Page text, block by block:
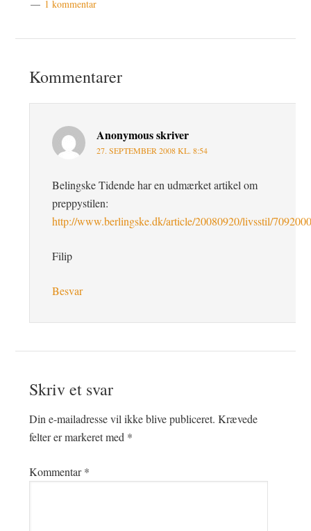
1 kommentar
Kommentarer
Anonymousskriver
27. SEPTEMBER 2008 KL. 8:54
Belingske Tidende har en udmærket artikel om
preppystilen:
http://www.berlingske.dk/article/20080920/livsstil/
Filip
Besvar
Skriv et svar
Din e-mailadresse vil ikke blive publiceret. Krævede
felter er markeret med *
Kommentar*